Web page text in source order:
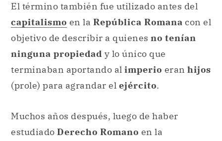
El término también fue utilizado antes del
capitalismo en la República Romana con el
objetivo de describir a quienes no tenían
ninguna propiedad y lo único que
terminaban aportando al imperio eran hijos
(prole) para agrandar el ejército.
Muchos años después, luego de haber
estudiado Derecho Romano en la